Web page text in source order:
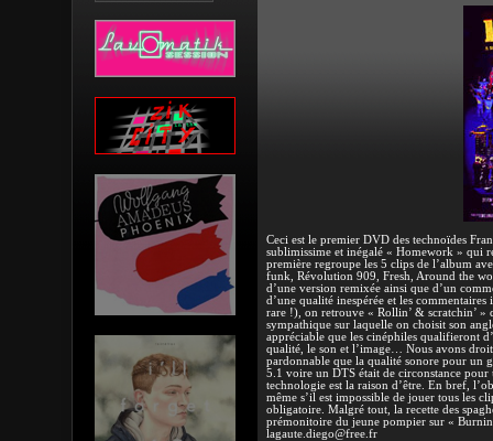
Ceci est le premier DVD des technoïdes
sublimissime et inégalé « Homework » qui
première regroupe les 5 clips de l’album
funk, Révolution 909, Fresh, Around the
d’une version remixée ainsi que d’un
d’une qualité inespérée et les commentaires
rare !), on retrouve « Rollin’ & scratchin’
sympathique sur laquelle on choisit son
appréciable que les cinéphiles qualifieront
qualité, le son et l’image… Nous avons
pardonnable que la qualité sonore pour un
5.1 voire un DTS était de circonstance
technologie est la raison d’être. En bref,
même s’il est impossible de jouer tous les
obligatoire. Malgré tout, la recette des
prémonitoire du jeune pompier sur «
lagaute.diego@free.fr